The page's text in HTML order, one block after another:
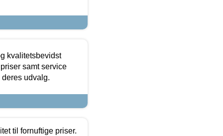
kvalitetsbevidst
samt service
udvalg.
til fornuftige priser.